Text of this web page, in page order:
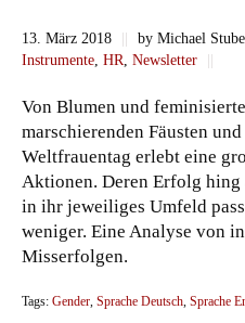
13. März 2018 || by Michael
Instrumente HR Newsletter ||
Von Blumen und
marschierenden Fäusten
Weltfrauentag erlebt eine
Aktionen. Deren Erfolg hing
in ihr jeweiliges Umfeld
weniger. Eine Analyse von
Misserfolgen.
Tags: Gender, Sprache Deutsch, Sprache